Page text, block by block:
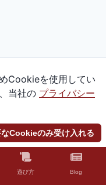
Cookieを使用してい
当社の プライバシー
なCookieのみ受け入れる
遊び方 Blog